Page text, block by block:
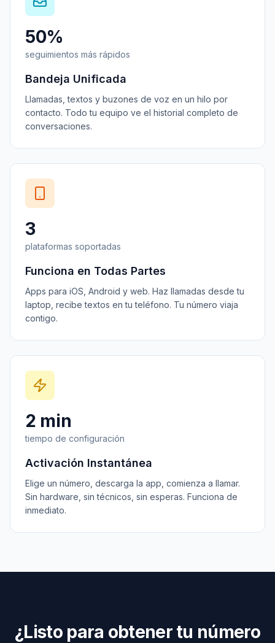
50%
seguimientos más rápidos
Bandeja Unificada
Llamadas, textos y buzones de voz en un hilo por
contacto. Todo tu equipo ve el historial completo de
conversaciones.
3
plataformas soportadas
Funciona en Todas Partes
Apps para iOS, Android y web. Haz llamadas desde tu
laptop, recibe textos en tu teléfono. Tu número viaja
contigo.
2 min
tiempo de configuración
Activación Instantánea
Elige un número, descarga la app, comienza a llamar.
Sin hardware, sin técnicos, sin esperas. Funciona de
inmediato.
¿Listo para obtener tu número